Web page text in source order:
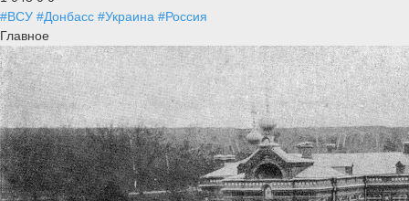
#ВСУ #Донбасс #Украина #Россия
Главное